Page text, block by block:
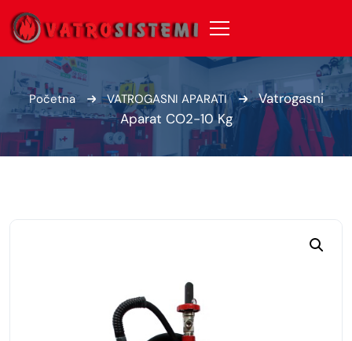
Početna VATROGASNI APARATI
Vatrogasni
Aparat CO2-10 Kg